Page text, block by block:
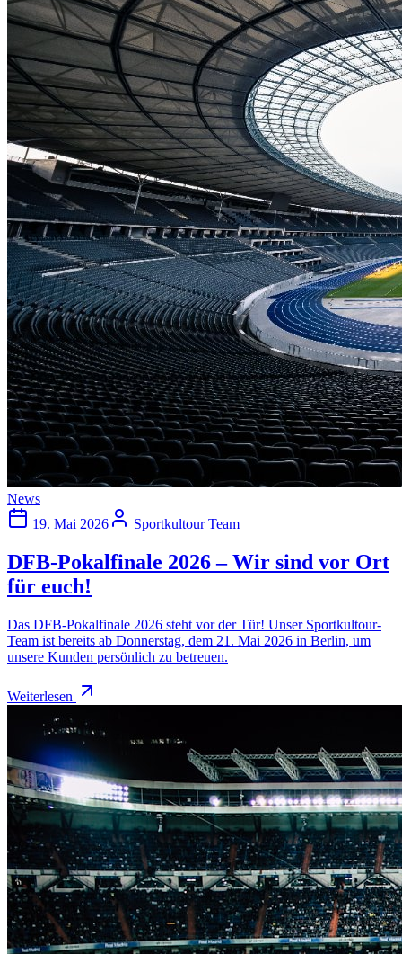
News
19. Mai 2026
Sportkultour Team
DFB-Pokalfinale 2026 – Wir sind vor Ort
für euch!
Das DFB-Pokalfinale 2026 steht vor der Tür! Unser Sportkultour-
Team ist bereits ab Donnerstag, dem 21. Mai 2026 in Berlin, um
unsere Kunden persönlich zu betreuen.
Weiterlesen